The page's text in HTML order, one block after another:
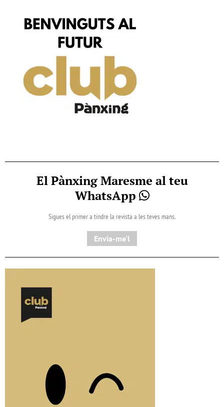
El Pànxing Maresme al teu
WhatsApp
Sigues el primer a tindre la revista a les teves mans.
Envia-me'l